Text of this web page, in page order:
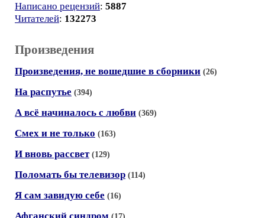
Написано рецензий: 5887
Читателей: 132273
Произведения
Произведения, не вошедшие в сборники (26)
На распутье (394)
А всё начиналось с любви (369)
Смех и не только (163)
И вновь рассвет (129)
Поломать бы телевизор (114)
Я сам завидую себе (16)